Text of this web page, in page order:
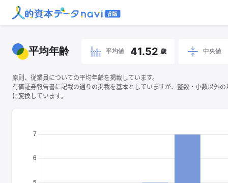
平均年齢 平均値 41.52 歳 中央値
原則、従業員についての平均年齢を掲載しています。
有価証券報告書に記載の通りの掲載を基本としていますが、整数・小数以外
に変換しています。